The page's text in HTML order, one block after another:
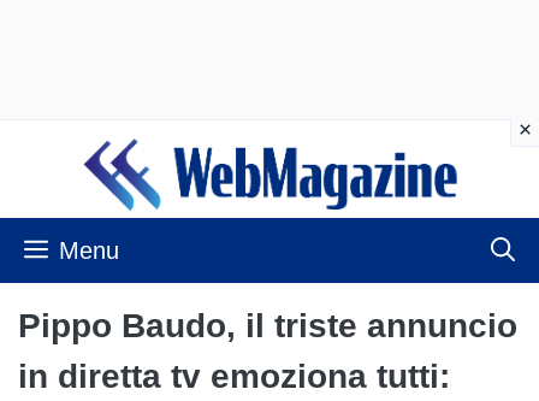
contenuto
Menu
Pippo Baudo, il triste annuncio
in diretta tv emoziona tutti: